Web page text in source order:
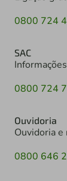
0800 724
SAC
0800 724
Ouvidoria
Ouvidoria e
0800 646